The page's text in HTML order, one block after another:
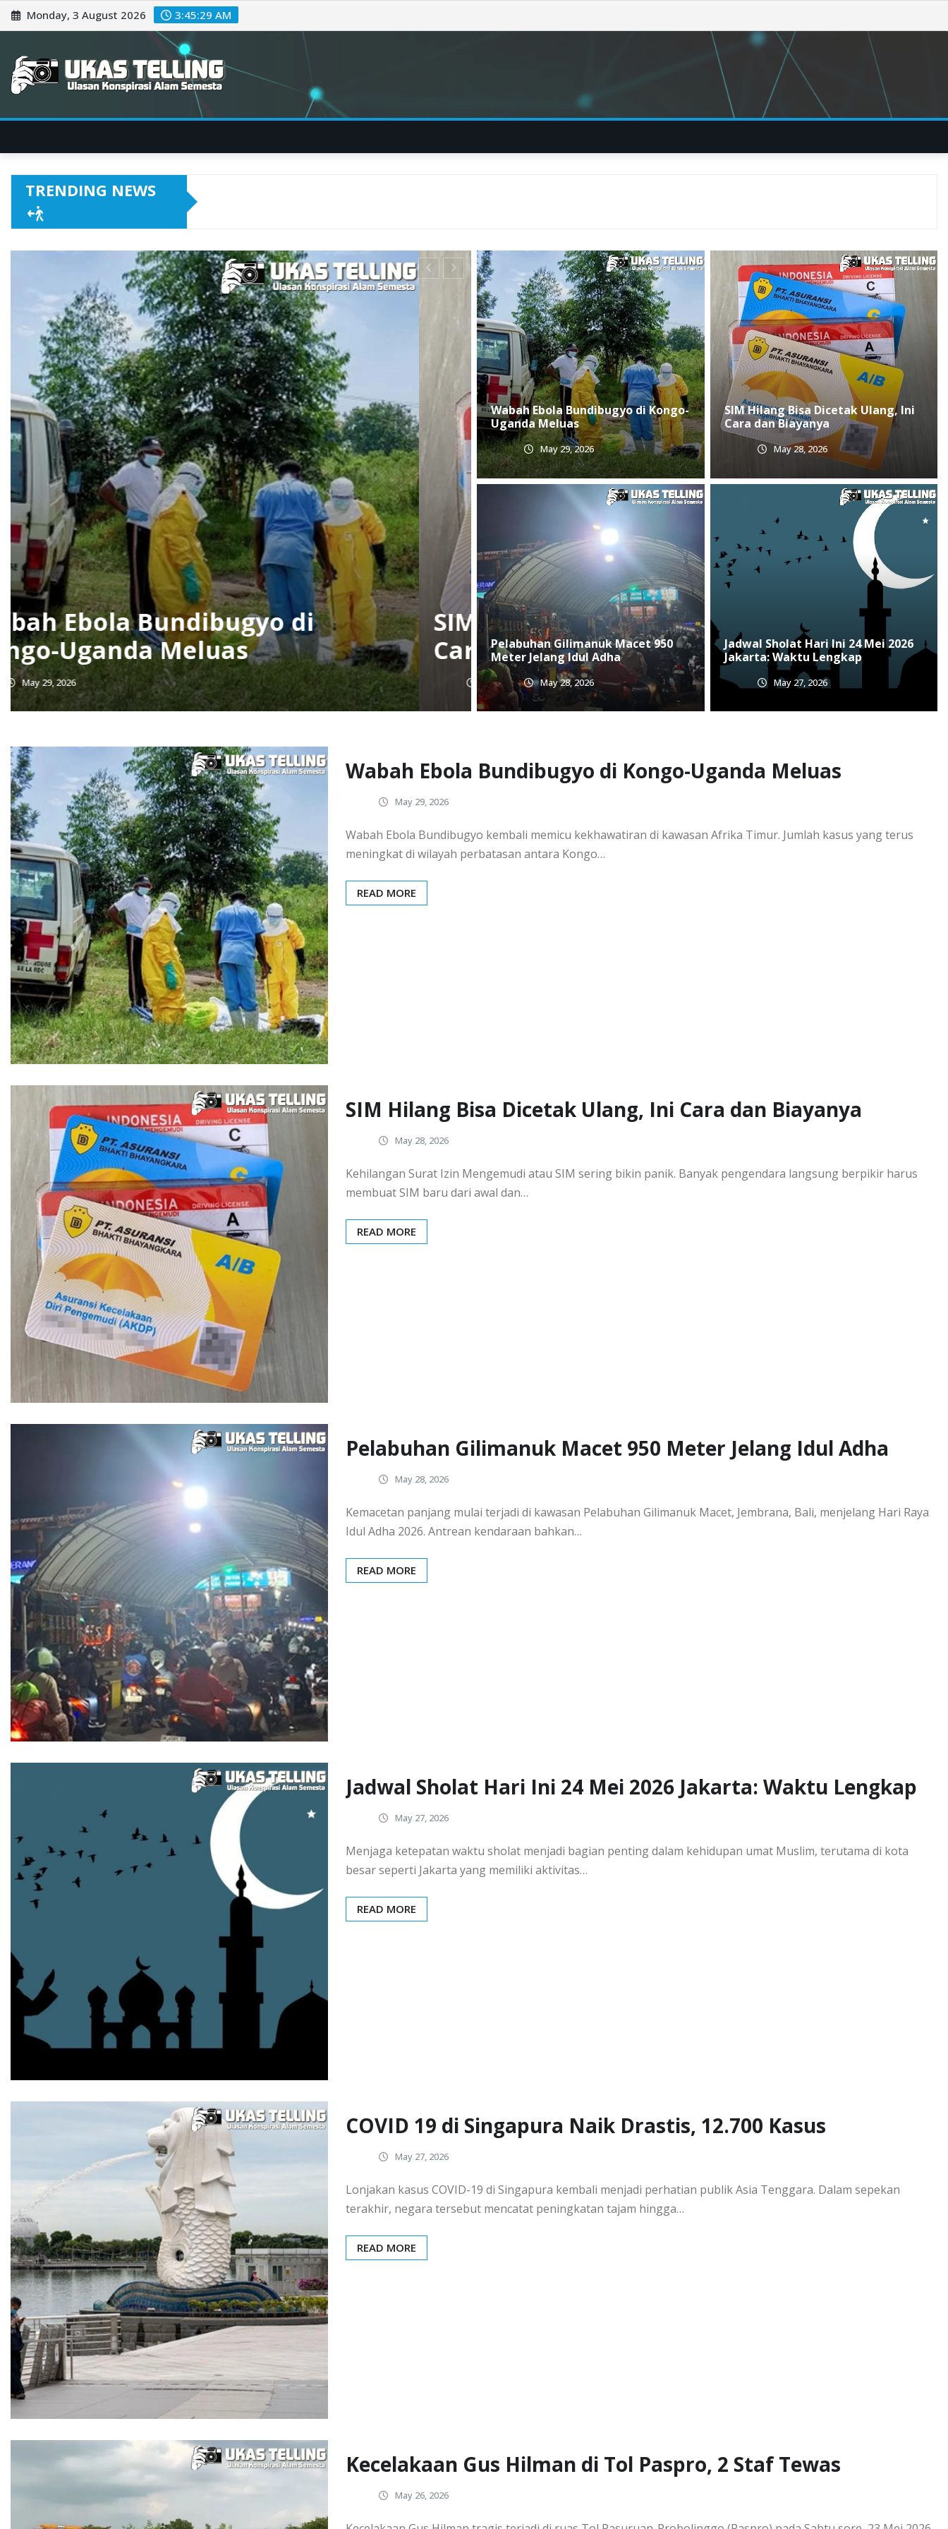
Skip
to
Monday, 3 August 2026 3:45:31 AM
TRENDING NEWS
Ulang, Ini
Pelabuhan Gilimanuk Macet 950
Meter Jelang Idul Adha
May 28, 2026
Jadwal Sholat Hari Ini
Jakarta: Waktu Lengkap
May 27, 2026
Wabah Ebola Bundibugyo di Kongo-
Uganda Meluas
May 29, 2026
SIM Hilang Bisa Dicetak Ulang, Ini
Cara dan Biayanya
May 28, 2026
Pelabuhan Gilimanuk Macet 950
Meter Jelang Idul Adha
May 28, 2026
Jadwal Sholat Hari Ini 24 Mei 2026
Jakarta: Waktu Lengkap
May 27, 2026
Wabah Ebola Bundibugyo di Kongo-Uganda Meluas
May 29, 2026
Wabah Ebola Bundibugyo kembali memicu kekhawatiran di kawasan Afrika Timur. Jumlah kasus yang terus
meningkat di wilayah perbatasan antara Kongo…
READ MORE
SIM Hilang Bisa Dicetak Ulang, Ini Cara dan Biayanya
May 28, 2026
Kehilangan Surat Izin Mengemudi atau SIM sering bikin panik. Banyak pengendara langsung berpikir harus
membuat SIM baru dari awal dan…
READ MORE
Pelabuhan Gilimanuk Macet 950 Meter Jelang Idul Adha
May 28, 2026
Kemacetan panjang mulai terjadi di kawasan Pelabuhan Gilimanuk Macet, Jembrana, Bali, menjelang Hari Raya
Idul Adha 2026. Antrean kendaraan bahkan…
READ MORE
Jadwal Sholat Hari Ini 24 Mei 2026 Jakarta: Waktu Lengkap
May 27, 2026
Menjaga ketepatan waktu sholat menjadi bagian penting dalam kehidupan umat Muslim, terutama di kota
besar seperti Jakarta yang memiliki aktivitas…
READ MORE
COVID 19 di Singapura Naik Drastis, 12.700 Kasus
May 27, 2026
Lonjakan kasus COVID-19 di Singapura kembali menjadi perhatian publik Asia Tenggara. Dalam sepekan
terakhir, negara tersebut mencatat peningkatan tajam hingga…
READ MORE
Kecelakaan Gus Hilman di Tol Paspro, 2 Staf Tewas
May 26, 2026